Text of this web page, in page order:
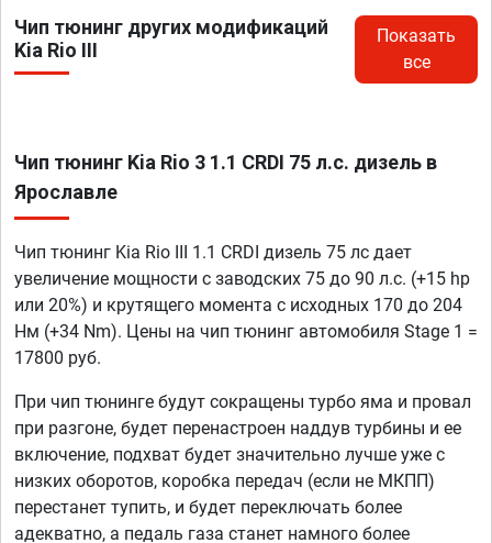
Чип тюнинг других модификаций
Kia Rio III
Показать
все
Чип тюнинг Kia Rio 3 1.1 CRDI 75 л.с. дизель в
Ярославле
Чип тюнинг Kia Rio III 1.1 CRDI дизель 75 лс дает
увеличение мощности с заводских 75 до 90 л.с. (+15 hp
или 20%) и крутящего момента с исходных 170 до 204
Нм (+34 Nm). Цены на чип тюнинг автомобиля Stage 1 =
17800 руб.
При чип тюнинге будут сокращены турбо яма и провал
при разгоне, будет перенастроен наддув турбины и ее
включение, подхват будет значительно лучше уже с
низких оборотов, коробка передач (если не МКПП)
перестанет тупить, и будет переключать более
адекватно, а педаль газа станет намного более